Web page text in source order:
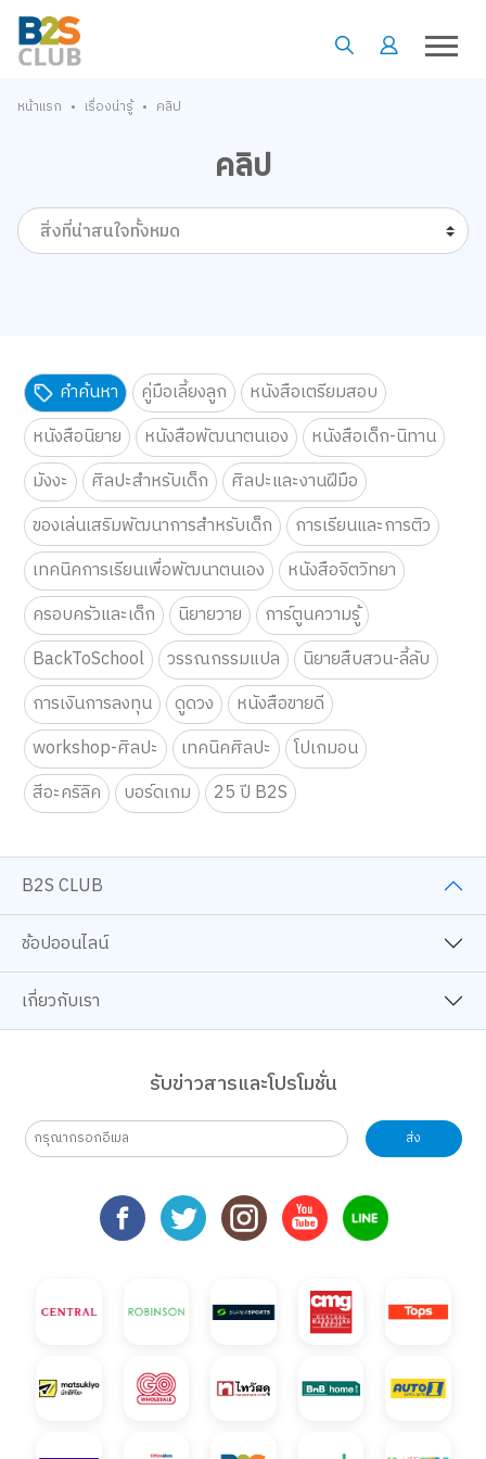
หน้าแรก • เรื่องน่ารู้ • คลิป
คลิป
สิ่งที่น่าสนใจทั้งหมด
คำค้นหา คู่มือเลี้ยงลูก
หนังสือเตรียมสอบ
หนังสือนิยาย
หนังสือพัฒนาตนเอง
หนังสือเด็ก-นิทาน
มังงะ
ศิลปะสำหรับเด็ก
ศิลปะและงานฝีมือ
ของเล่นเสริมพัฒนาการสำหรับเด็ก
การเรียนและการติว
เทคนิคการเรียนเพื่อพัฒนาตนเอง
หนังสือจิตวิทยา
ครอบครัวและเด็ก
นิยายวาย
การ์ตูนความรู้
BackToSchool
วรรณกรรมแปล
นิยายสืบสวน-ลี้ลับ
การเงินการลงทุน
ดูดวง
หนังสือขายดี
workshop-ศิลปะ
เทคนิคศิลปะ
โปเกมอน
สีอะคริลิค
บอร์ดเกม 25 ปี B2S
B2S CLUB
ช้อปออนไลน์
เกี่ยวกับเรา
รับข่าวสารและโปรโมชั่น
ส่ง